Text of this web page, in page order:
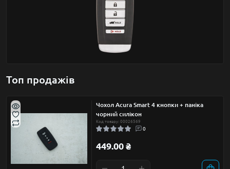
Топ продажів
Чохол Acura Smart 4 кнопки + паніка
чорний силікон
Код товару: 00026569
0
449.00 ₴